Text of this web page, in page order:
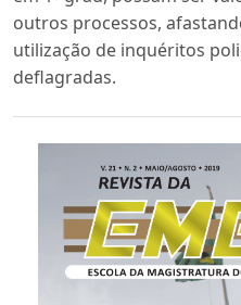
outros processos,
utilização de inquéritos
deflagradas.